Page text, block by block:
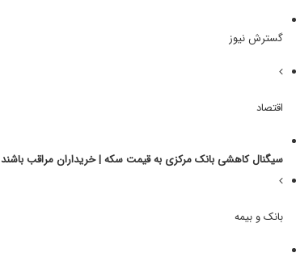
گسترش نیوز
اقتصاد
سیگنال کاهشی بانک مرکزی به قیمت سکه | خریداران مراقب باشند
بانک و بیمه